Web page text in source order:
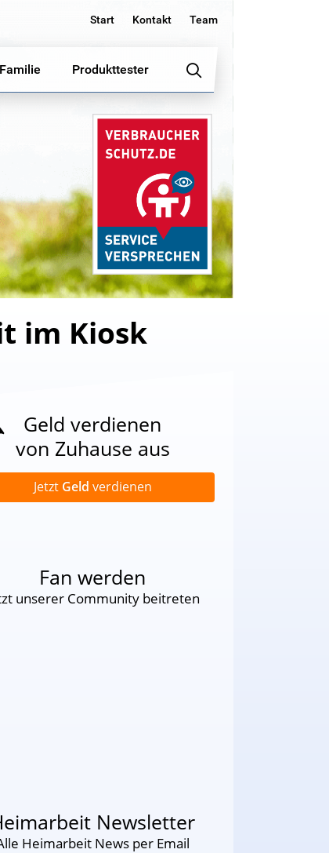
Start Kontakt Team
Familie Produkttester
im Kiosk
Geld verdienen
von Zuhause aus
Jetzt Geld verdienen
Fan werden
unserer Community beitreten
Newsletter
Heimarbeit News per Email